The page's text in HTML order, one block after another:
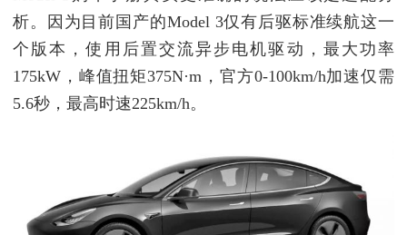
析。因为目前国产的Model 3仅有后驱标准续航这一
个版本，使用后置交流异步电机驱动，最大功率
175kW，峰值扭矩375N·m，官方0-100km/h加速仅需
5.6秒，最高时速225km/h。